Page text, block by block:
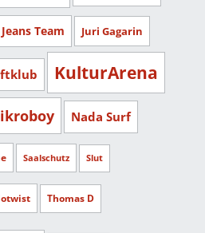
Jeans Team Juri Gagarin
KulturArena
Nada Surf
Saalschutz Slut
Thomas D